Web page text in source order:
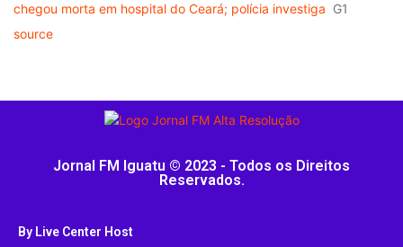
chegou morta em hospital do Ceará; polícia investiga G1
source
Jornal FM Iguatu © 2023 - Todos os Direitos
Reservados.
By Live Center Host